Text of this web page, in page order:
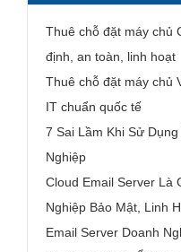
Thuê chỗ đặt máy chủ
định, an toàn, linh hoạt
Thuê chỗ đặt máy chủ
IT chuẩn quốc tế
7 Sai Lầm Khi Sử
Nghiệp
Cloud Email Server Là
Nghiệp Bảo Mật, Linh
Email Server Doanh